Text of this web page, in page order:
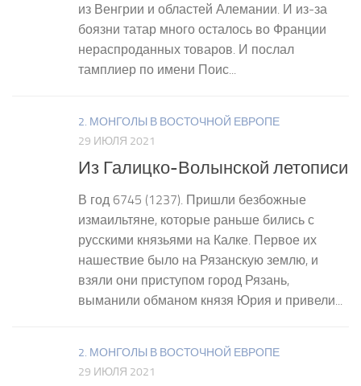
из Венгрии и областей Алемании. И из-за
боязни татар много осталось во Франции
нераспроданных товаров. И послал
тамплиер по имени Поис...
2. МОНГОЛЫ В ВОСТОЧНОЙ ЕВРОПЕ
29 ИЮЛЯ 2021
Из Галицко-Волынской летописи
В год 6745 (1237). Пришли безбожные
измаильтяне, которые раньше бились с
русскими князьями на Калке. Первое их
нашествие было на Рязанскую землю, и
взяли они присту­пом город Рязань,
выманили обманом князя Юрия и привели...
2. МОНГОЛЫ В ВОСТОЧНОЙ ЕВРОПЕ
29 ИЮЛЯ 2021